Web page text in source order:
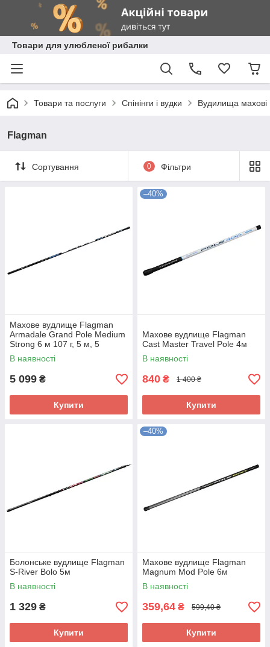
Товари для улюбленої рибалки
Товари та послуги Спінінги і вудки Вудилища махові
Flagman
Сортування 0 Фільтри
Махове вудлище Flagman
Armadale Grand Pole Medium
Strong 6 м 107 г, 5 м, 5
В наявності
5 099 ₴
Купити
–40%
Махове вудлище Flagman
Cast Master Travel Pole 4м
В наявності
840 ₴ 1 400 ₴
Купити
Болонське вудлище Flagman
S-River Bolo 5м
В наявності
1 329 ₴
Купити
–40%
Махове вудлище Flagman
Magnum Mod Pole 6м
В наявності
359,64 ₴ 599,40 ₴
Купити